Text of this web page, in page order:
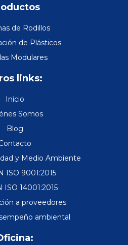
de Rodillos
de Plásticos
Modulares
links:
Inicio
Somos
Blog
y Medio Ambiente
ISO 9001:2015
ISO 14001:2015
a proveedores
ambiental